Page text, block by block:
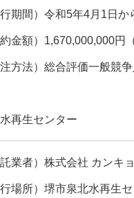
行期間）令和5年4月1日
約金額）1,670,000,000円
注方法）総合評価一般競
再生センター
託業者）株式会社 カンキ
行場所）堺市泉北水再生